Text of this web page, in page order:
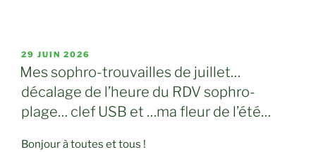
PUBLIÉ
LE
29 JUIN 2026
Mes sophro-trouvailles de juillet…
décalage de l’heure du RDV sophro-
plage… clef USB et …ma fleur de l’été…
Bonjour à toutes et tous !